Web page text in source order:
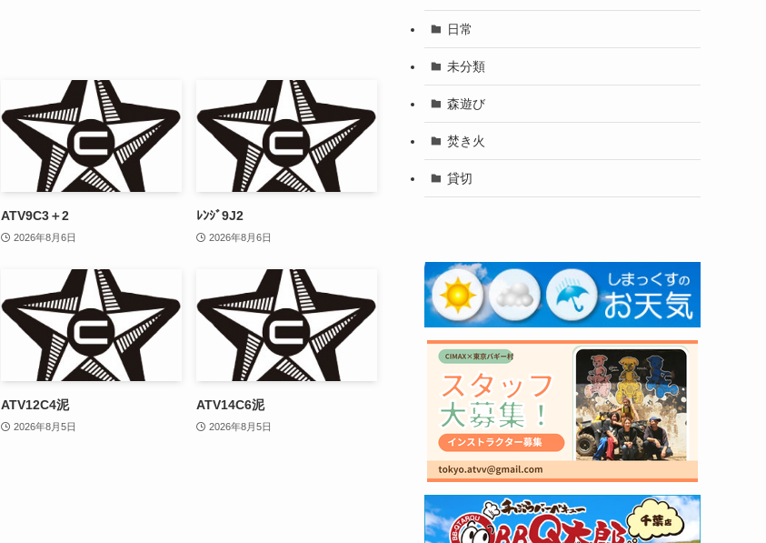
ATV9C3＋2
2026年8月6日
ﾚﾝｼﾞ9J2
2026年8月6日
ATV12C4泥
2026年8月5日
ATV14C6泥
2026年8月5日
日常
未分類
森遊び
焚き火
貸切